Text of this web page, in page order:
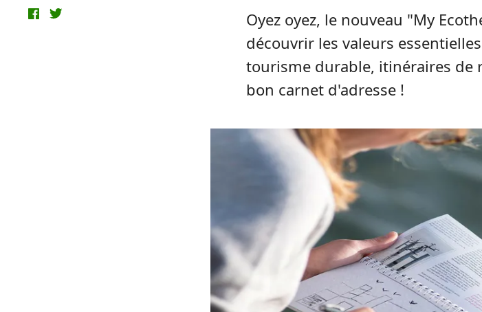
Oyez oyez, le nouveau "My
découvrir les valeurs
tourisme durable, itinéraires de
bon carnet d'adresse !